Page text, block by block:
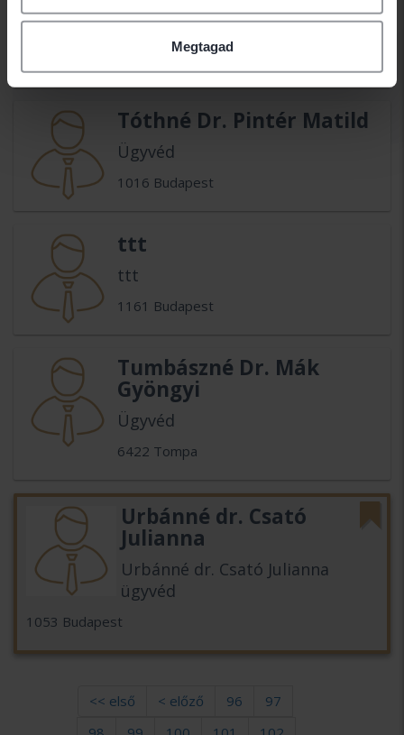
Megtagad
Tóth István
1111 Budapest
Tóthné Dr. Pintér Matild
Ügyvéd
1016 Budapest
ttt
ttt
1161 Budapest
Tumbászné Dr. Mák
Gyöngyi
Ügyvéd
6422 Tompa
Urbánné dr. Csató
Julianna
Urbánné dr. Csató Julianna
ügyvéd
1053 Budapest
<< első < előző 96
97